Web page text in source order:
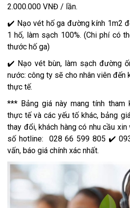
2.000.000 VNĐ / lần.
✔️ Nạo vét hố ga đường kính 1m2
1 hố, làm sạch 100%. (Chi phí có
thước hố ga)
✔️ Nạo vét bùn, làm sạch đường
nước: công ty sẽ cho nhân viên đến
thực tế.
*** Bảng giá này mang tính tham
thực tế và các yếu tố khác, bảng
thay đổi, khách hàng có nhu cầu
số hotline: 028 66 599 805 ✔️
vấn, báo giá chính xác nhất.